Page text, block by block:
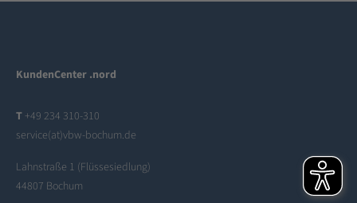
KundenCenter .nord
T +49 234 310-310
service(at)vbw-bochum.de
Lahnstraße 1 (Flüssesiedlung)
44807 Bochum